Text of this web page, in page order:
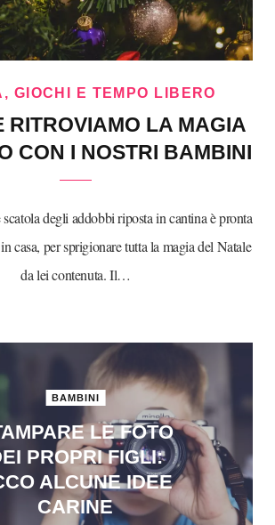
GIOCHI E TEMPO LIBERO
RITROVIAMO LA MAGIA
CON I NOSTRI BAMBINI
degli addobbi riposta in cantina è pronta
casa, per sprigionare tutta la magia del Natale
da lei contenuta. Il…
BAMBINI
LE FOTO
PROPRI FIGLI:
ALCUNE IDEE
CARINE